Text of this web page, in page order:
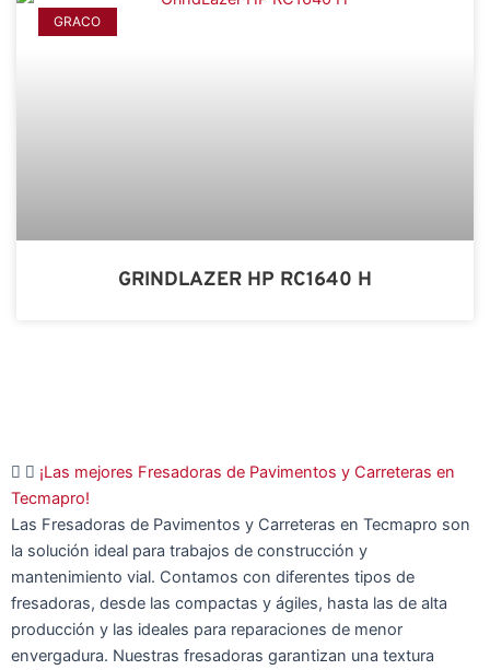
GRACO
GRINDLAZER HP RC1640 H
¡Las mejores Fresadoras de Pavimentos y Carreteras en
Tecmapro!
Las Fresadoras de Pavimentos y Carreteras en Tecmapro son
la solución ideal para trabajos de construcción y
mantenimiento vial. Contamos con diferentes tipos de
fresadoras, desde las compactas y ágiles, hasta las de alta
producción y las ideales para reparaciones de menor
envergadura. Nuestras fresadoras garantizan una textura